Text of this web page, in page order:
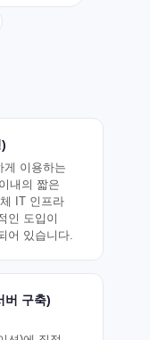
게 이용하는
내의 짧은
IT 인프라
인 도입이
어 있습니다.
구축)